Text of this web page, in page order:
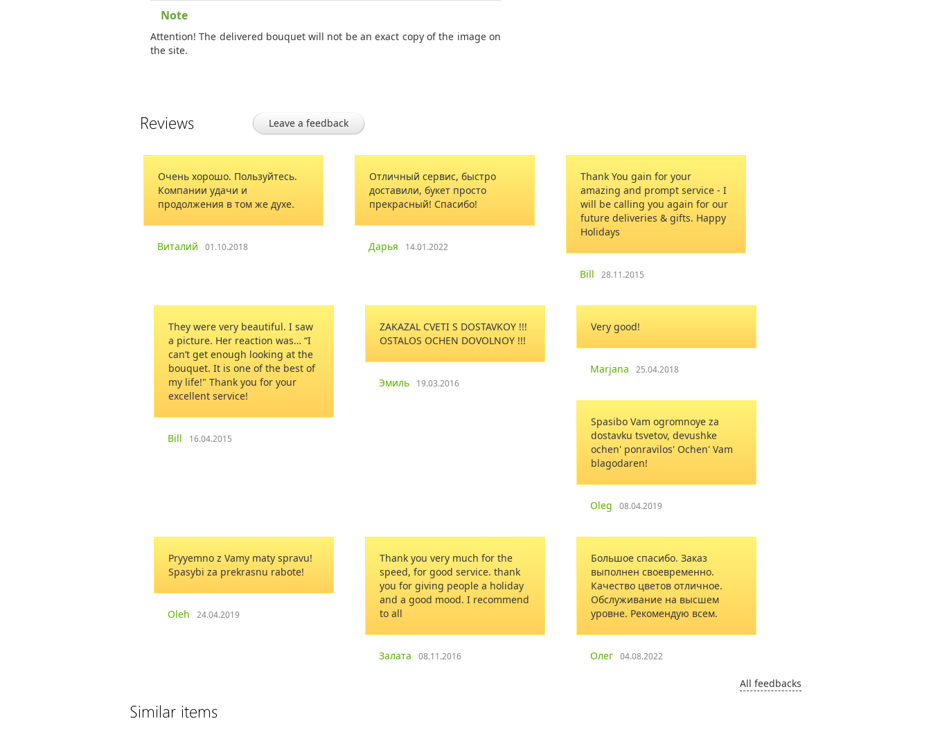
Note
Attention! The delivered bouquet will not be an exact copy of the image on
the site.
Reviews Leave a feedback
Очень хорошо. Пользуйтесь.
Компании удачи и
продолжения в том же духе.
Виталий 01.10.2018
Отличный сервис, быстро
доставили, букет просто
прекрасный! Спасибо!
Дарья 14.01.2022
Thank You gain for your
amazing and prompt service - I
will be calling you again for our
future deliveries & gifts. Happy
Holidays
Bill 28.11.2015
They were very beautiful. I saw
a picture. Her reaction was… “I
can’t get enough looking at the
bouquet. It is one of the best of
my life!" Thank you for your
excellent service!
Bill 16.04.2015
ZAKAZAL CVETI S DOSTAVKOY !!!
OSTALOS OCHEN DOVOLNOY !!!
Эмиль 19.03.2016
Very good!
Marjana 25.04.2018
Spasibo Vam ogromnoye za
dostavku tsvetov, devushke
ochen' ponravilos' Ochen' Vam
blagodaren!
Oleg 08.04.2019
Pryyemno z Vamy maty spravu!
Spasybi za prekrasnu rabote!
Oleh 24.04.2019
Thank you very much for the
speed, for good service. thank
you for giving people a holiday
and a good mood. I recommend
to all
Залата 08.11.2016
Большое спасибо. Заказ
выполнен своевременно.
Качество цветов отличное.
Обслуживание на высшем
уровне. Рекомендую всем.
Олег 04.08.2022
All feedbacks
Similar items